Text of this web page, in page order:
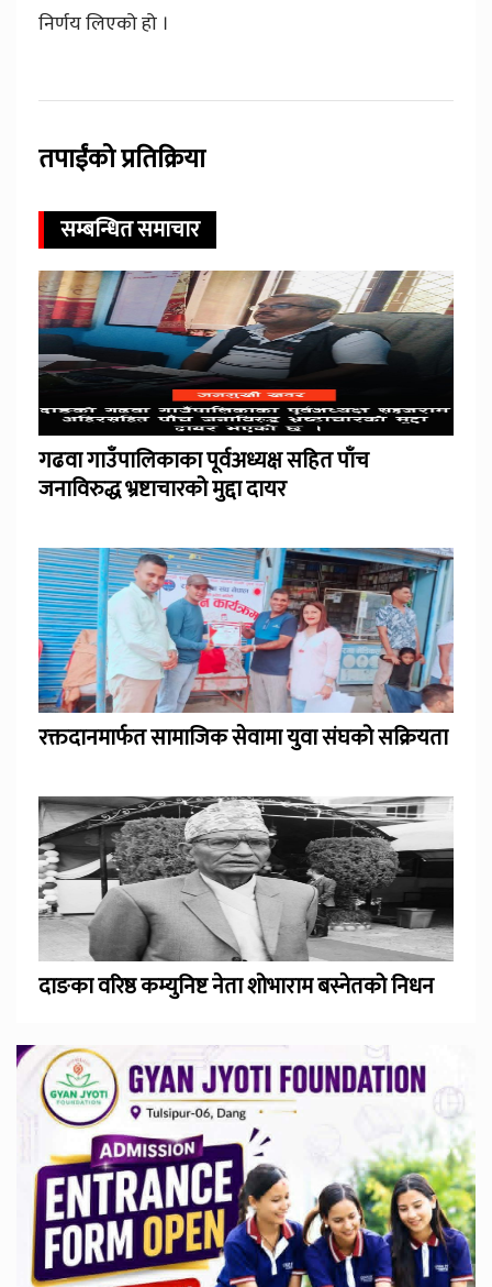
निर्णय लिएको हो ।
तपाईंको प्रतिक्रिया
सम्बन्धित समाचार
गढवा गाउँपालिकाका पूर्वअध्यक्ष सहित पाँच
जनाविरुद्ध भ्रष्टाचारको मुद्दा दायर
रक्तदानमार्फत सामाजिक सेवामा युवा संघको सक्रियता
दाङका वरिष्ठ कम्युनिष्ट नेता शोभाराम बस्नेतको निधन